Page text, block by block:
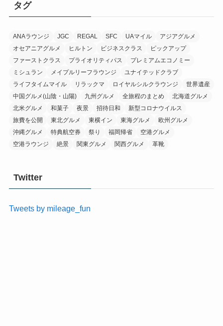
ブ
タグ
ANAラウンジ JGC REGAL SFC UAマイル
アジアグルメ
オセアニアグルメ
ヒルトン ビジネスクラス
ピックアップ
ファーストクラス
プライオリティパス
プレミアムエコノミー
ミシュラン
メイプルリーフラウンジ
ユナイテッドクラブ
ライフタイムマイル
リラックマ ロイヤルシルクラウンジ
世界遺産
中国グルメ(山陰・山陽)
九州グルメ 全旅程のまとめ
北海道グルメ
北米グルメ
和菓子 夜景 招待日和
新型コロナウイルス
旅費を公開
東北グルメ 東横イン 東海グルメ
欧州グルメ
沖縄グルメ
特典航空券 祭り 福岡帰省
空港グルメ
空港ラウンジ
絶景 関東グルメ 関西グルメ 革靴
Twitter
Tweets by mileage_fun